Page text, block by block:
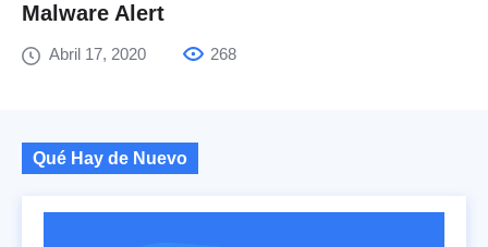
Malware Alert
Abril 17, 2020 268
Qué Hay de Nuevo